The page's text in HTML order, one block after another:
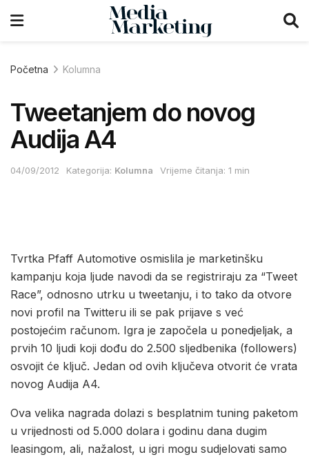
Početna Kolumna
Tweetanjem do novog
Audija A4
04/09/2012 Kategorija: Kolumna Vrijeme čitanja: 1 min
Tvrtka Pfaff Automotive osmislila je marketinšku
kampanju koja ljude navodi da se registriraju za “Tweet
Race”, odnosno utrku u tweetanju, i to tako da otvore
novi profil na Twitteru ili se pak prijave s već
postojećim računom. Igra je započela u ponedjeljak, a
prvih 10 ljudi koji dođu do 2.500 sljedbenika (followers)
osvojit će ključ. Jedan od ovih ključeva otvorit će vrata
novog Audija A4.
Ova velika nagrada dolazi s besplatnim tuning paketom
u vrijednosti od 5.000 dolara i godinu dana dugim
leasingom, ali, nažalost, u igri mogu sudjelovati samo